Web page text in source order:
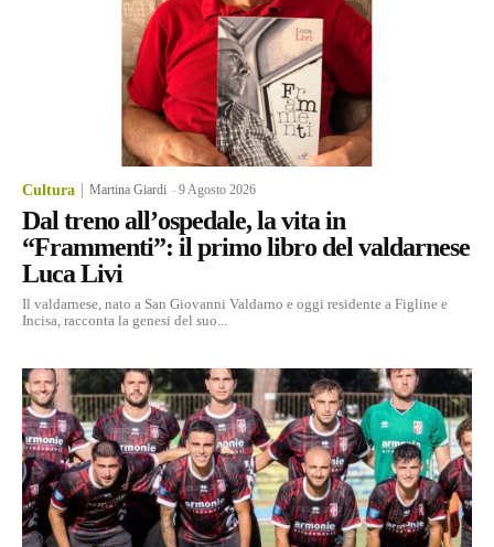
Cultura Martina Giardi -9 Agosto 2026
Dal treno all’ospedale, la vita in
“Frammenti”: il primo libro del valdarnese
Luca Livi
Il valdarnese, nato a San Giovanni Valdarno e oggi residente a Figline e
Incisa, racconta la genesi del suo...